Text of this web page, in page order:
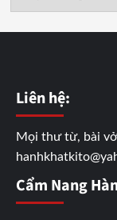
Liên hệ:
Mọi thư từ, bài
Cẩm Nang